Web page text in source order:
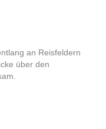
an Reisfeldern
über den